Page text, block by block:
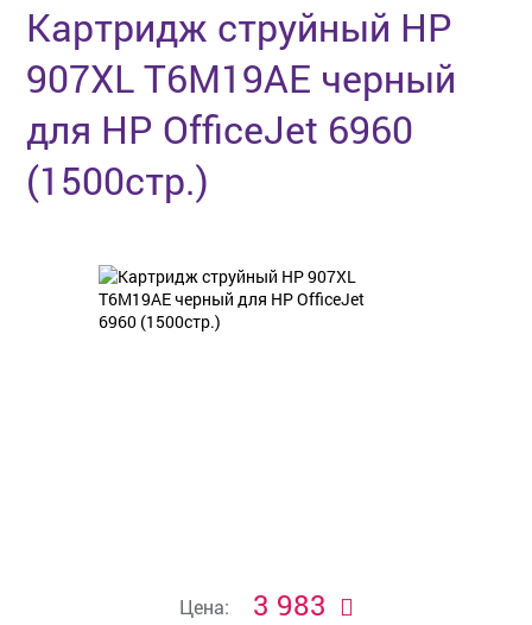
Картридж струйный HP
907XL T6M19AE черный
для HP OfficeJet 6960
(1500стр.)
Цена: 3 983